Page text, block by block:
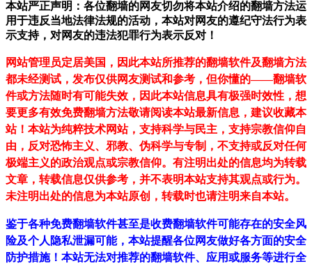
本站严正声明：各位翻墙的网友切勿将本站介绍的翻墙方法运
用于违反当地法律法规的活动，本站对网友的遵纪守法行为表
示支持，对网友的违法犯罪行为表示反对！
网站管理员定居美国，因此本站所推荐的翻墙软件及翻墙方法
都未经测试，发布仅供网友测试和参考，但你懂的——翻墙软
件或方法随时有可能失效，因此本站信息具有极强时效性，想
要更多有效免费翻墙方法敬请阅读本站最新信息，建议收藏本
站！ 本站为纯粹技术网站，支持科学与民主，支持宗教信仰自
由，反对恐怖主义、邪教、伪科学与专制，不支持或反对任何
极端主义的政治观点或宗教信仰。有注明出处的信息均为转载
文章，转载信息仅供参考，并不表明本站支持其观点或行为。
未注明出处的信息为本站原创，转载时也请注明来自本站。
鉴于各种免费翻墙软件甚至是收费翻墙软件可能存在的安全风
险及个人隐私泄漏可能，本站提醒各位网友做好各方面的安全
防护措施！本站无法对推荐的翻墙软件、应用或服务等进行全